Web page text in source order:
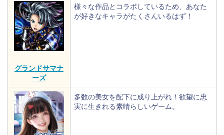
グランドサマナ
ーズ
様々な作品とコラボしているため、あなた
が好きなキャラがたくさんいるはず！
多数の美女を配下に成り上がれ！欲望に忠
実に生きれる素晴らしいゲーム。